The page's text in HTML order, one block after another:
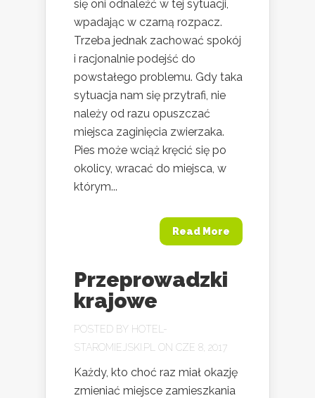
się oni odnaleźć w tej sytuacji,
wpadając w czarną rozpacz.
Trzeba jednak zachować spokój
i racjonalnie podejść do
powstałego problemu. Gdy taka
sytuacja nam się przytrafi, nie
należy od razu opuszczać
miejsca zaginięcia zwierzaka.
Pies może wciąż kręcić się po
okolicy, wracać do miejsca, w
którym...
Read More
Przeprowadzki
krajowe
POSTED BY HOTEL-
STAROMIEJSKI.PL
ON CZE 8, 2017
Każdy, kto choć raz miał okazję
zmieniać miejsce zamieszkania